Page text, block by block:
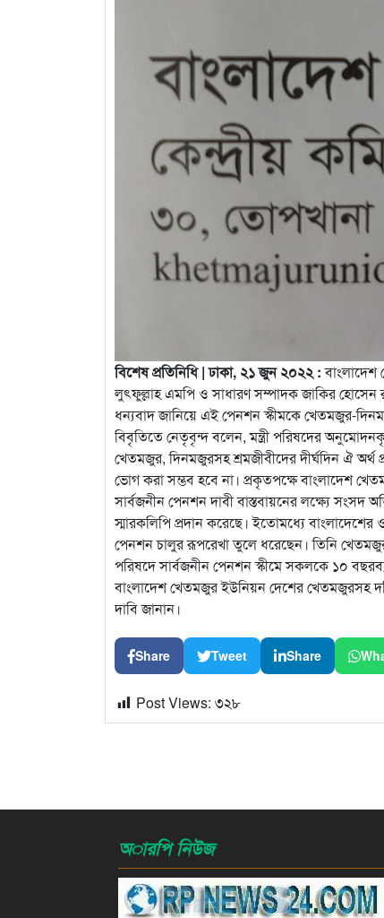
বিশেষ প্রতিনিধি | ঢাকা, ২১ জুন ২০২২ :
লুৎফুল্লাহ এমপি ও সাধারণ সম্পাদক জাকির হোসেন
ধন্যবাদ জানিয়ে এই পেনশন স্কীমকে খেতমজুর-
বিবৃতিতে নেতৃবৃন্দ বলেন, মন্ত্রী পরিষদের
খেতমজুর, দিনমজুরসহ শ্রমজীবীদের দীর্ঘদিন ঐ অর্থ
ভোগ করা সম্ভব হবে না। প্রকৃতপক্ষে বাংলাদেশ
সার্বজনীন পেনশন দাবী বাস্তবায়নের লক্ষ্যে
স্মারকলিপি প্রদান করেছে। ইতোমধ্যে
পেনশন চালুর রূপরেখা তুলে ধরেছেন। তিনি
পরিষদে সার্বজনীন পেনশন স্কীমে সকলকে ১০
বাংলাদেশ খেতমজুর ইউনিয়ন দেশের খেতমজুরসহ
দাবি জানান।
Share Tweet Share
Post Views: ৩২৮
অারপি নিউজ